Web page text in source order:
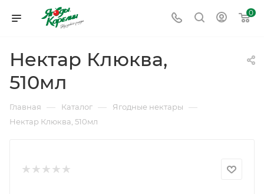
0
Нектар Клюква,
510мл
Главная — Каталог — Ягодные нектары —
Нектар Клюква, 510мл